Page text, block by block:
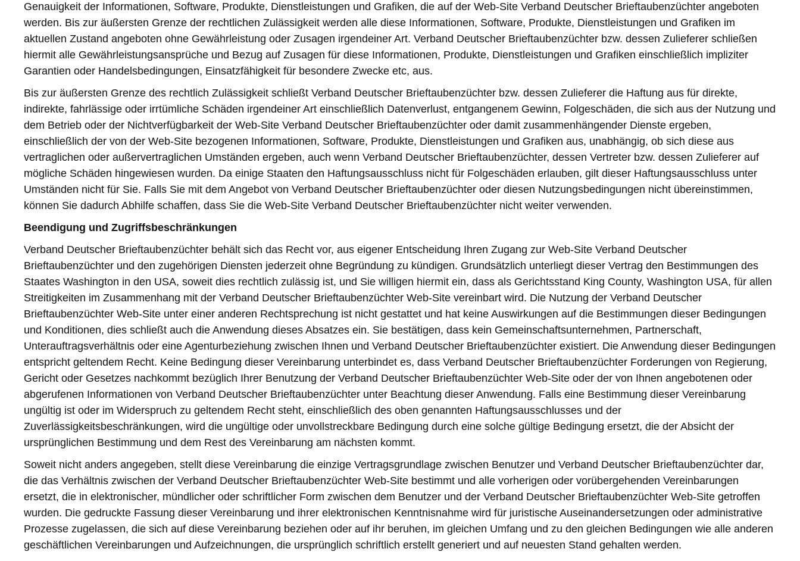
Genauigkeit der Informationen, Software, Produkte, Dienstleistungen und Grafiken, die auf der Web-Site Verband Deutscher Brieftaubenzüchter angeboten
werden. Bis zur äußersten Grenze der rechtlichen Zulässigkeit werden alle diese Informationen, Software, Produkte, Dienstleistungen und Grafiken im
aktuellen Zustand angeboten ohne Gewährleistung oder Zusagen irgendeiner Art. Verband Deutscher Brieftaubenzüchter bzw. dessen Zulieferer schließen
hiermit alle Gewährleistungsansprüche und Bezug auf Zusagen für diese Informationen, Produkte, Dienstleistungen und Grafiken einschließlich impliziter
Garantien oder Handelsbedingungen, Einsatzfähigkeit für besondere Zwecke etc, aus.
Bis zur äußersten Grenze des rechtlich Zulässigkeit schließt Verband Deutscher Brieftaubenzüchter bzw. dessen Zulieferer die Haftung aus für direkte,
indirekte, fahrlässige oder irrtümliche Schäden irgendeiner Art einschließlich Datenverlust, entgangenem Gewinn, Folgeschäden, die sich aus der Nutzung und
dem Betrieb oder der Nichtverfügbarkeit der Web-Site Verband Deutscher Brieftaubenzüchter oder damit zusammenhängender Dienste ergeben,
einschließlich der von der Web-Site bezogenen Informationen, Software, Produkte, Dienstleistungen und Grafiken aus, unabhängig, ob sich diese aus
vertraglichen oder außervertraglichen Umständen ergeben, auch wenn Verband Deutscher Brieftaubenzüchter, dessen Vertreter bzw. dessen Zulieferer auf
mögliche Schäden hingewiesen wurden. Da einige Staaten den Haftungsausschluss nicht für Folgeschäden erlauben, gilt dieser Haftungsausschluss unter
Umständen nicht für Sie. Falls Sie mit dem Angebot von Verband Deutscher Brieftaubenzüchter oder diesen Nutzungsbedingungen nicht übereinstimmen,
können Sie dadurch Abhilfe schaffen, dass Sie die Web-Site Verband Deutscher Brieftaubenzüchter nicht weiter verwenden.
Beendigung und Zugriffsbeschränkungen
Verband Deutscher Brieftaubenzüchter behält sich das Recht vor, aus eigener Entscheidung Ihren Zugang zur Web-Site Verband Deutscher
Brieftaubenzüchter und den zugehörigen Diensten jederzeit ohne Begründung zu kündigen. Grundsätzlich unterliegt dieser Vertrag den Bestimmungen des
Staates Washington in den USA, soweit dies rechtlich zulässig ist, und Sie willigen hiermit ein, dass als Gerichtsstand King County, Washington USA, für allen
Streitigkeiten im Zusammenhang mit der Verband Deutscher Brieftaubenzüchter Web-Site vereinbart wird. Die Nutzung der Verband Deutscher
Brieftaubenzüchter Web-Site unter einer anderen Rechtsprechung ist nicht gestattet und hat keine Auswirkungen auf die Bestimmungen dieser Bedingungen
und Konditionen, dies schließt auch die Anwendung dieses Absatzes ein. Sie bestätigen, dass kein Gemeinschaftsunternehmen, Partnerschaft,
Unterauftragsverhältnis oder eine Agenturbeziehung zwischen Ihnen und Verband Deutscher Brieftaubenzüchter existiert. Die Anwendung dieser Bedingungen
entspricht geltendem Recht. Keine Bedingung dieser Vereinbarung unterbindet es, dass Verband Deutscher Brieftaubenzüchter Forderungen von Regierung,
Gericht oder Gesetzes nachkommt bezüglich Ihrer Benutzung der Verband Deutscher Brieftaubenzüchter Web-Site oder der von Ihnen angebotenen oder
abgerufenen Informationen von Verband Deutscher Brieftaubenzüchter unter Beachtung dieser Anwendung. Falls eine Bestimmung dieser Vereinbarung
ungültig ist oder im Widerspruch zu geltendem Recht steht, einschließlich des oben genannten Haftungsausschlusses und der
Zuverlässigkeitsbeschränkungen, wird die ungültige oder unvollstreckbare Bedingung durch eine solche gültige Bedingung ersetzt, die der Absicht der
ursprünglichen Bestimmung und dem Rest des Vereinbarung am nächsten kommt.
Soweit nicht anders angegeben, stellt diese Vereinbarung die einzige Vertragsgrundlage zwischen Benutzer und Verband Deutscher Brieftaubenzüchter dar,
die das Verhältnis zwischen der Verband Deutscher Brieftaubenzüchter Web-Site bestimmt und alle vorherigen oder vorübergehenden Vereinbarungen
ersetzt, die in elektronischer, mündlicher oder schriftlicher Form zwischen dem Benutzer und der Verband Deutscher Brieftaubenzüchter Web-Site getroffen
wurden. Die gedruckte Fassung dieser Vereinbarung und ihrer elektronischen Kenntnisnahme wird für juristische Auseinandersetzungen oder administrative
Prozesse zugelassen, die sich auf diese Vereinbarung beziehen oder auf ihr beruhen, im gleichen Umfang und zu den gleichen Bedingungen wie alle anderen
geschäftlichen Vereinbarungen und Aufzeichnungen, die ursprünglich schriftlich erstellt generiert und auf neuesten Stand gehalten werden.